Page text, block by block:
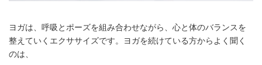
ヨガは、呼吸とポーズを組み合わせながら、心と体のバランスを
整えていくエクササイズです。ヨガを続けている方からよく聞く
のは、